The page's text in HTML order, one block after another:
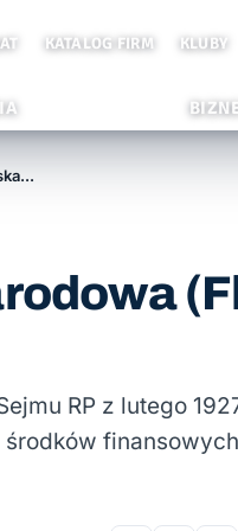
KATALOG FIRM KLUBY
Rok Prasy Morskiej: Flota Narodowa (Flota Polska) 1928-1939
RP z lutego